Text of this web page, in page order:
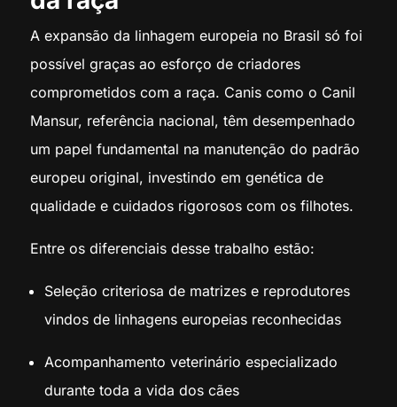
A expansão da linhagem europeia no Brasil só foi
possível graças ao esforço de criadores
comprometidos com a raça. Canis como o Canil
Mansur, referência nacional, têm desempenhado
um papel fundamental na manutenção do padrão
europeu original, investindo em genética de
qualidade e cuidados rigorosos com os filhotes.
Entre os diferenciais desse trabalho estão:
Seleção criteriosa de matrizes e reprodutores
vindos de linhagens europeias reconhecidas
Acompanhamento veterinário especializado
durante toda a vida dos cães